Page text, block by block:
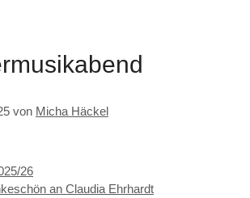
von Micha Häckel
26
an Claudia Ehrhardt